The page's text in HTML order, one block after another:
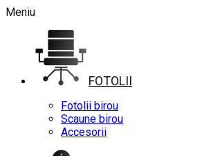
Meniu
FOTOLII
Fotolii birou
Scaune birou
Accesorii